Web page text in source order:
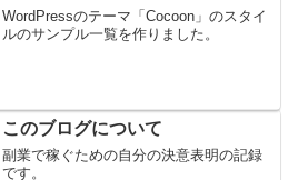
WordPressのテーマ「Cocoon」のスタイ
ルのサンプル一覧を作りました。
このブログについて
副業で稼ぐための自分の決意表明の記録
です。